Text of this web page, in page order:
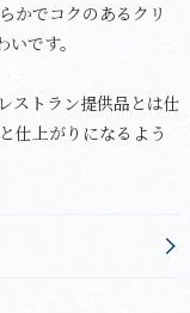
かでコクのあるクリ
です。
ストラン提供品とは仕
仕上がりになるよう